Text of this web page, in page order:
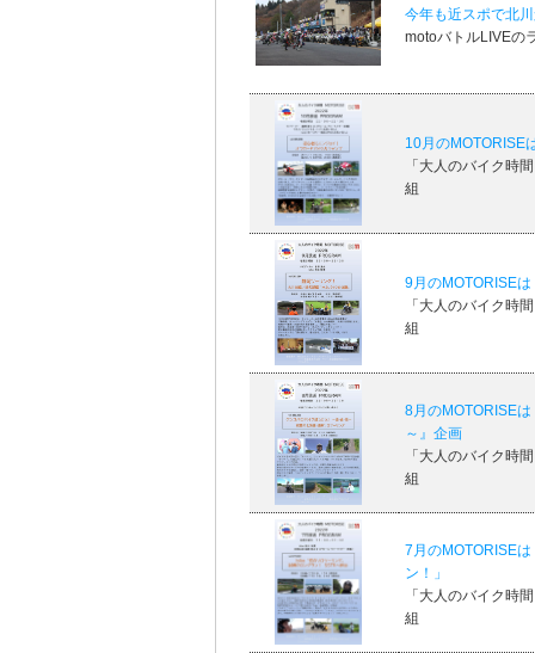
今年も近スポで北
motoバトルLIVEの
10月のMOTORISE
「大人のバイク時
組
9月のMOTORISE
「大人のバイク時
組
8月のMOTORISE
～』企画
「大人のバイク時
組
7月のMOTORISE
ン！」
「大人のバイク時
組